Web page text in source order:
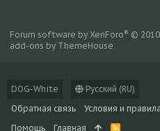
DOG-White
Русский (RU)
Обратная связь
Условия и правила
Помощь
Главная R
Forum software by XenForo® ©
add-ons by ThemeHouse